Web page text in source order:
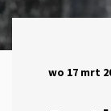
wo 17 mrt